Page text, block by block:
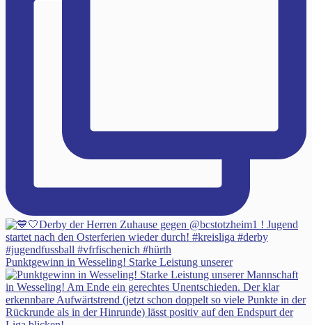
Punktgewinn in Wesseling! Starke Leistung unserer